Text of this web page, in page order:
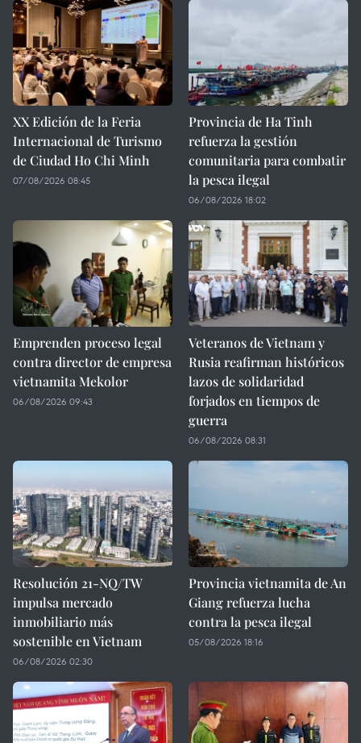
XX Edición de la Feria
Internacional de Turismo
de Ciudad Ho Chi Minh
07/08/2026 08:45
Provincia de Ha Tinh
refuerza la gestión
comunitaria para combatir
la pesca ilegal
06/08/2026 18:02
Emprenden proceso legal
contra director de empresa
vietnamita Mekolor
06/08/2026 09:43
Veteranos de Vietnam y
Rusia reafirman históricos
lazos de solidaridad
forjados en tiempos de
guerra
06/08/2026 08:31
Resolución 21-NQ/TW
impulsa mercado
inmobiliario más
sostenible en Vietnam
06/08/2026 02:30
Provincia vietnamita de An
Giang refuerza lucha
contra la pesca ilegal
05/08/2026 18:16